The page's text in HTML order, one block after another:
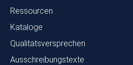
Ressourcen
Kataloge
Qualitätsversprechen
Ausschreibungstexte